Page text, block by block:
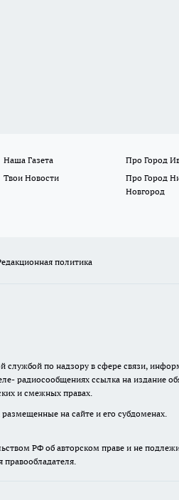
Наша Газета
Про Город
Твои Новости
Про Город
Новгород
политика
по надзору в сфере связи,
радиосообщениях ссылка на издание
и смежных правах.
на сайте и его субдоменах.
РФ об авторском праве и не
правообладателя.